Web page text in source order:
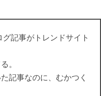
記事がトレンドサイト
。
記事なのに、むかつく